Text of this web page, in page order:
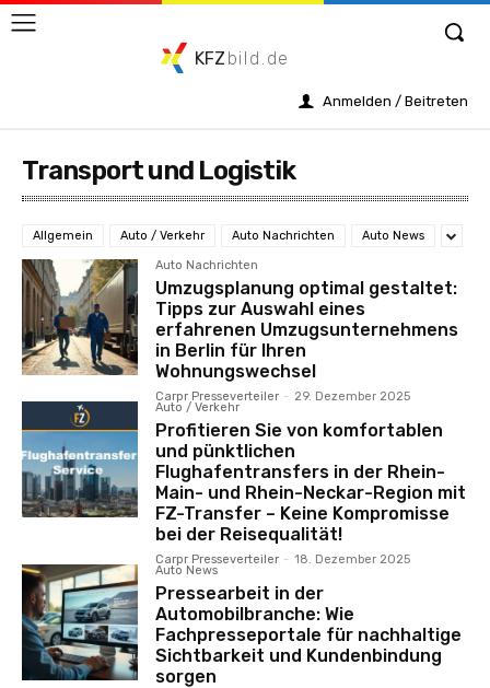
KFZ bild.de
Anmelden / Beitreten
Transport und Logistik
Allgemein Auto / Verkehr Auto Nachrichten Auto News
Auto Nachrichten
Umzugsplanung optimal gestaltet:
Tipps zur Auswahl eines
erfahrenen Umzugsunternehmens
in Berlin für Ihren
Wohnungswechsel
Carpr Presseverteiler - 29. Dezember 2025
Auto / Verkehr
Profitieren Sie von komfortablen
und pünktlichen
Flughafentransfers in der Rhein-
Main- und Rhein-Neckar-Region mit
FZ-Transfer – Keine Kompromisse
bei der Reisequalität!
Carpr Presseverteiler - 18. Dezember 2025
Auto News
Pressearbeit in der
Automobilbranche: Wie
Fachpresseportale für nachhaltige
Sichtbarkeit und Kundenbindung
sorgen